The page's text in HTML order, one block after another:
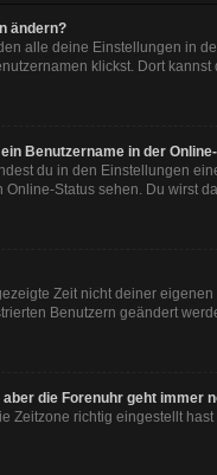
ändern?
alle deine Einstellungen in
klickst. Dort
Benutzername in der
du in den Einstellungen
Online-Status sehen. Du wirst
Zeit nicht deiner
Benutzern geändert
aber die Forenuhr geht immer
Zeitzone richtig eingestellt